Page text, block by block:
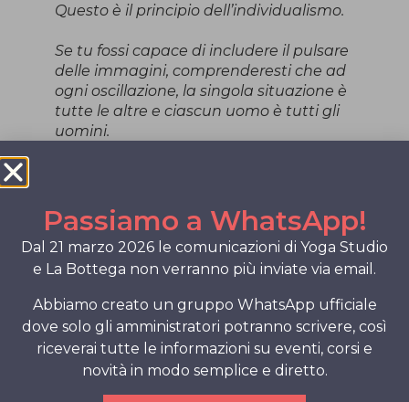
Questo è il principio dell’individualismo.
Se tu fossi capace di includere il pulsare
delle immagini, comprenderesti che ad
ogni oscillazione, la singola situazione è
tutte le altre e ciascun uomo è tutti gli
uomini.
Solamente la prospettiva umana
condanna le forme ad essere sempre
uguali, in base ad un principio di
coerenza, fissità, prevedibilità,
L’uomo non vuole rinunciare all’illusione
di esercitare il suo potere su di esse
perciò,
si condanna ad esistere in un universo
Passiamo a WhatsApp!
Dal 21 marzo 2026 le comunicazioni di Yoga Studio
e La Bottega non verranno più inviate via email.
Abbiamo creato un gruppo WhatsApp ufficiale
dove solo gli amministratori potranno scrivere, così
riceverai tutte le informazioni su eventi, corsi e
novità in modo semplice e diretto.